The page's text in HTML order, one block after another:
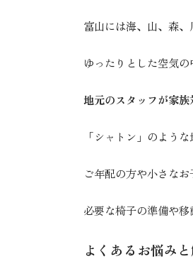
富山には海、山、森、
ゆったりとした空気
地元のスタッフが家族
「シャトン」のよう
ご年配の方や小さな
必要な椅子の準備や移
よくあるお悩み